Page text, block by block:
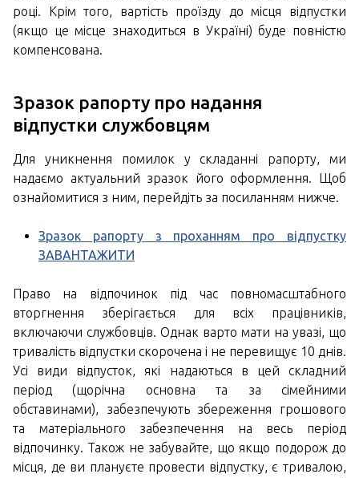
році. Крім того, вартість проїзду до місця відпустки
(якщо це місце знаходиться в Україні) буде повністю
компенсована.
Зразок рапорту про надання
відпустки службовцям
Для уникнення помилок у складанні рапорту, ми
надаємо актуальний зразок його оформлення. Щоб
ознайомитися з ним, перейдіть за посиланням нижче.
Зразок рапорту з проханням про відпустку
ЗАВАНТАЖИТИ
Право на відпочинок під час повномасштабного
вторгнення зберігається для всіх працівників,
включаючи службовців. Однак варто мати на увазі, що
тривалість відпустки скорочена і не перевищує 10 днів.
Усі види відпусток, які надаються в цей складний
період (щорічна основна та за сімейними
обставинами), забезпечують збереження грошового
та матеріального забезпечення на весь період
відпочинку. Також не забувайте, що якщо подорож до
місця, де ви плануєте провести відпустку, є тривалою,